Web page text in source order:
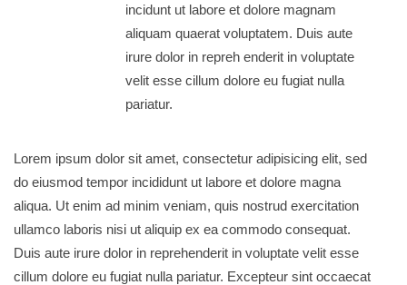
incidunt ut labore et dolore magnam
aliquam quaerat voluptatem. Duis aute
irure dolor in repreh enderit in voluptate
velit esse cillum dolore eu fugiat nulla
pariatur.
Lorem ipsum dolor sit amet, consectetur adipisicing elit, sed
do eiusmod tempor incididunt ut labore et dolore magna
aliqua. Ut enim ad minim veniam, quis nostrud exercitation
ullamco laboris nisi ut aliquip ex ea commodo consequat.
Duis aute irure dolor in reprehenderit in voluptate velit esse
cillum dolore eu fugiat nulla pariatur. Excepteur sint occaecat